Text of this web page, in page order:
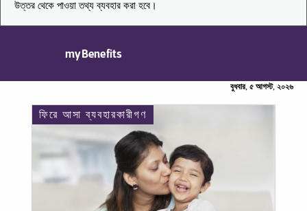
উত্তর থেকে পাওয়া তথ্য ব্যবহার করা হবে।
myBenefits
বুধবার, ৫ আগস্ট, ২০২৬
ফিরে আসা ব্যবহারকারীগণ